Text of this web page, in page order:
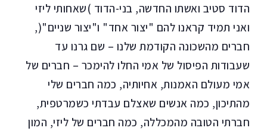
הדוד סטיב ואשתו החדשה, בני-הדוד )שאחותי ליזי
ואני תמיד קראנו להם "יצור אחד" ו"יצור שניים"(,
חברים מהשכונה הקודמת שלנו – שם גרנו עד
שעבודות הפיסול של אמי החלו להימכר – חברים של
אמי מעולם האמנות, אחיותיה, כמה חברים שלי
מהתיכון, כמה אנשים שאצלם עבדתי כשמרטפית,
חברתי הטובה מהמכללה, כמה חברים של ליזי, המון